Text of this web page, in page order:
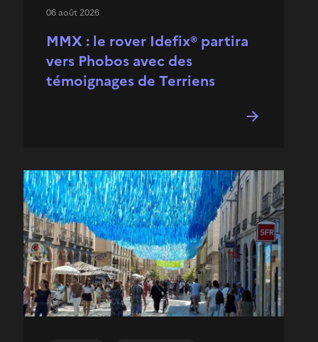
MMX : le rover Idefix® partira
vers Phobos avec des
témoignages de Terriens
06 août 2026